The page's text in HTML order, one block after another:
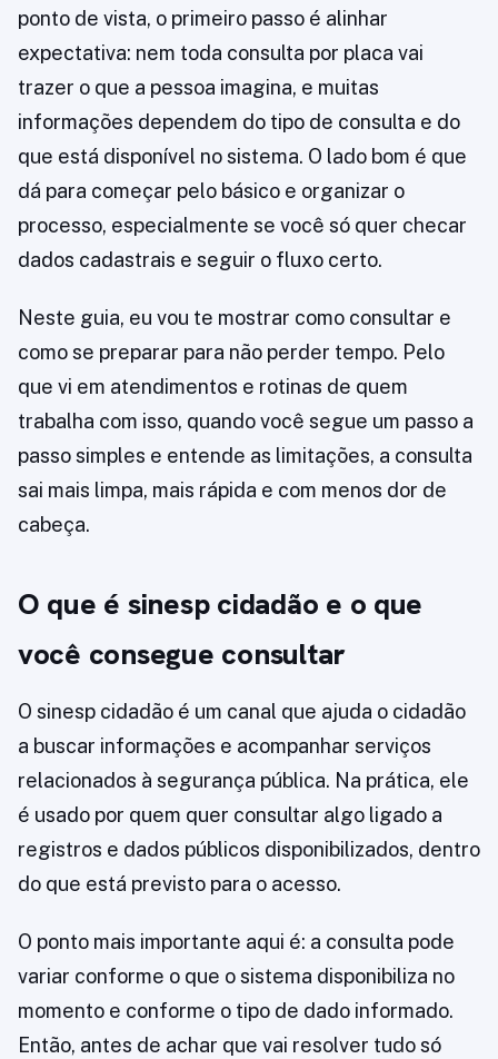
ponto de vista, o primeiro passo é alinhar
expectativa: nem toda consulta por placa vai
trazer o que a pessoa imagina, e muitas
informações dependem do tipo de consulta e do
que está disponível no sistema. O lado bom é que
dá para começar pelo básico e organizar o
processo, especialmente se você só quer checar
dados cadastrais e seguir o fluxo certo.
Neste guia, eu vou te mostrar como consultar e
como se preparar para não perder tempo. Pelo
que vi em atendimentos e rotinas de quem
trabalha com isso, quando você segue um passo a
passo simples e entende as limitações, a consulta
sai mais limpa, mais rápida e com menos dor de
cabeça.
O que é sinesp cidadão e o que
você consegue consultar
O sinesp cidadão é um canal que ajuda o cidadão
a buscar informações e acompanhar serviços
relacionados à segurança pública. Na prática, ele
é usado por quem quer consultar algo ligado a
registros e dados públicos disponibilizados, dentro
do que está previsto para o acesso.
O ponto mais importante aqui é: a consulta pode
variar conforme o que o sistema disponibiliza no
momento e conforme o tipo de dado informado.
Então, antes de achar que vai resolver tudo só